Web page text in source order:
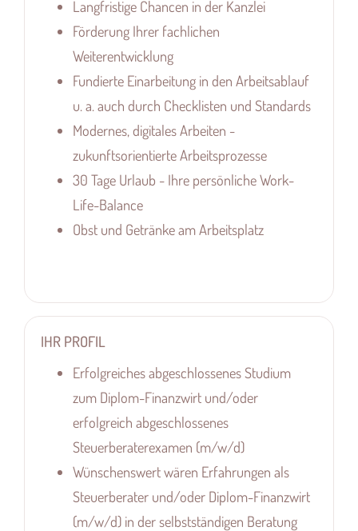
Langfristige Chancen in der Kanzlei
Förderung Ihrer fachlichen
Weiterentwicklung
Fundierte Einarbeitung in den Arbeitsablauf
u. a. auch durch Checklisten und Standards
Modernes, digitales Arbeiten -
zukunftsorientierte Arbeitsprozesse
30 Tage Urlaub - Ihre persönliche Work-
Life-Balance
Obst und Getränke am Arbeitsplatz
IHR PROFIL
Erfolgreiches abgeschlossenes Studium
zum Diplom-Finanzwirt und/oder
erfolgreich abgeschlossenes
Steuerberaterexamen (m/w/d)
Wünschenswert wären Erfahrungen als
Steuerberater und/oder Diplom-Finanzwirt
(m/w/d) in der selbstständigen Beratung